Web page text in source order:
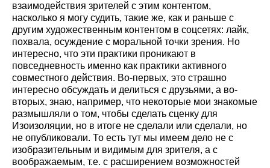
взаимодействия зрителей с этим контентом,
насколько я могу судить, такие же, как и раньше с
другим художественным контентом в соцсетях: лайк,
похвала, осуждение с моральной точки зрения. Но
интересно, что эти практики проникают в
повседневность именно как практики активного
совместного действия. Во-первых, это страшно
интересно обсуждать и делиться с друзьями, а во-
вторых, знаю, например, что некоторые мои знакомые
размышляли о том, чтобы сделать сценку для
Изоизоляции, но в итоге не сделали или сделали, но
не опубликовали. То есть тут мы имеем дело не с
изобразительным и видимым для зрителя, а с
воображаемым, т.е. с расширением возможностей